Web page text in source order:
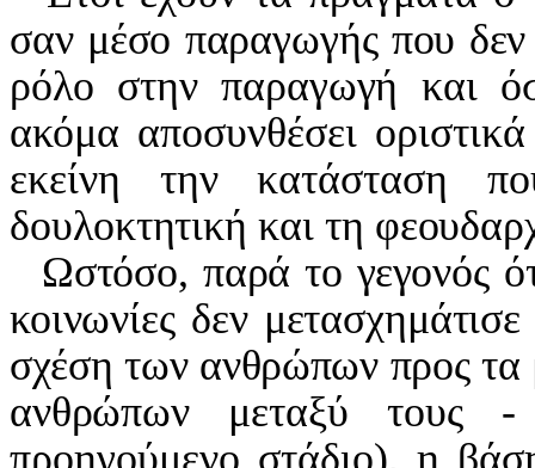
σαν μέσο παραγωγής που δεν
ρόλο στην παραγωγή και
ακόμα αποσυνθέσει
εκείνη την κατάσταση
δουλοκτητική και τη
Ωστόσο, παρά το γεγονός
κοινωνίες δεν
σχέση των ανθρώπων προς τα
ανθρώπων μεταξύ τους -
προηγούμενο στάδιο), η